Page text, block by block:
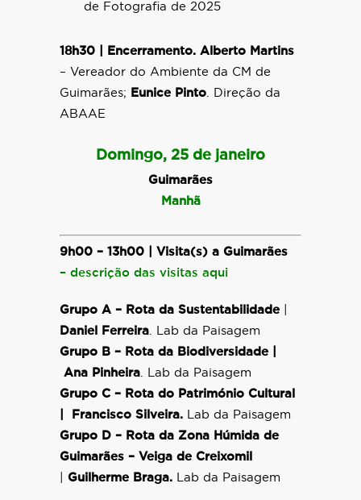
de Fotografia de 2025
18h30 | Encerramento. Alberto Martins
– Vereador do Ambiente da CM de
Guimarães; Eunice Pinto. Direção da
ABAAE
Domingo, 25 de janeiro
Guimarães
Manhã
9h00 – 13h00 | Visita(s) a Guimarães
– descrição das visitas aqui
Grupo A – Rota da Sustentabilidade
Daniel Ferreira. Lab da Paisagem
Grupo B – Rota da Biodiversidade |
Ana Pinheira. Lab da Paisagem
Grupo C – Rota do Património Cultural
Francisco Silveira. Lab da Paisagem
Grupo D – Rota da Zona Húmida de
Guimarães – Veiga de Creixomil
Guilherme Braga. Lab da Paisagem